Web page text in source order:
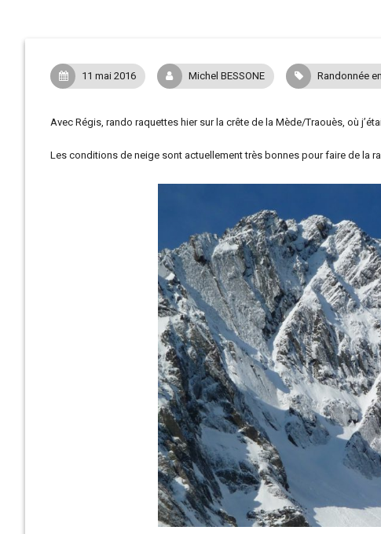
11 mai 2016 Michel BESSONE Randonnée
Avec Régis, rando raquettes hier sur la crête de la Mède/Traouès, où
Les conditions de neige sont actuellement très bonnes pour faire de la